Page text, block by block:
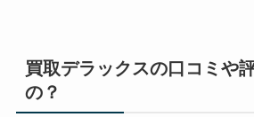
買取デラックスの口コミや
の？